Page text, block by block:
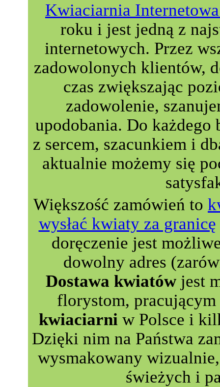
Kwiaciarnia
roku i jest jedną z
internetowych. Przez
zadowolonych klientów,
czas zwiększając
zadowolenie,
upodobania. Do
z sercem, szacunkiem i
aktualnie możemy się
Większość zamówień to
wysłać kwiaty za granicę
doręczenie jest
dowolny adres
Dostawa kwiatów jest
florystom,
kwiaciarni w Polsce i
Dzięki nim na Państwa
wysmakowany
świeżych i